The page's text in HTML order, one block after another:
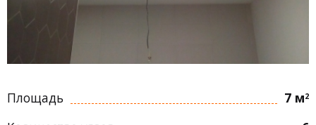
Площадь 7 м2